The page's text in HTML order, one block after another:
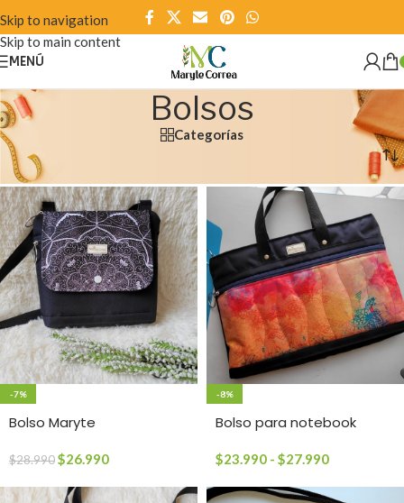
Skip to navigation
Skip to main content
MENÚ
Bolsos
Categorías
Inicio/Bolsos
-7%
Bolso Maryte
$28.990$26.990
-8%
Bolso para notebook
$23.990 - $27.990